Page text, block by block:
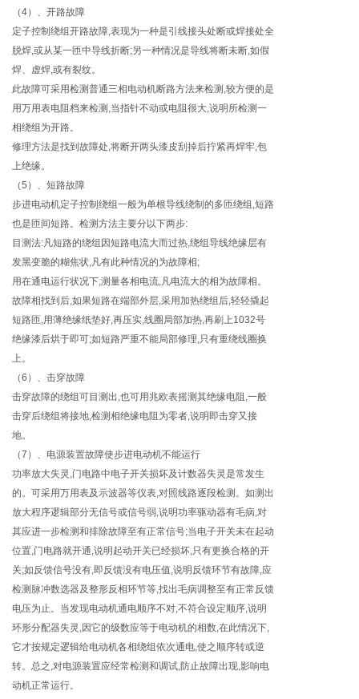
（4）、开路故障
定子控制绕组开路故障,表现为一种是引线接头处断或焊接处全
脱焊,或从某一匝中导线折断;另一种情况是导线将断未断,如假
焊、虚焊,或有裂纹。
此故障可采用检测普通三相电动机断路方法来检测,较方便的是
用万用表电阻档来检测,当指针不动或电阻很大,说明所检测一
相绕组为开路。
修理方法是找到故障处,将断开两头漆皮刮掉后拧紧再焊牢,包
上绝缘。
（5）、短路故障
步进电动机定子控制绕组一般为单根导线绕制的多匝绕组,短路
也是匝间短路。检测方法主要分以下两步:
目测法:凡短路的绕组因短路电流大而过热,绕组导线绝缘层有
发黑变脆的糊焦状,凡有此种情况的为故障相;
用在通电运行状况下,测量各相电流,凡电流大的相为故障相。
故障相找到后,如果短路在端部外层,采用加热绕组后,轻轻撬起
短路匝,用薄绝缘纸垫好,再压实,线圈局部加热,再刷上1032号
绝缘漆后烘于即可;如短路严重不能局部修理,只有重绕线圈换
上。
（6）、击穿故障
击穿故障的绕组可目测出,也可用兆欧表摇测其绝缘电阻,一般
击穿后绕组将接地,检测相绝缘电阻为零者,说明即击穿又接
地。
（7）、电源装置故障使步进电动机不能运行
功率放大失灵,门电路中电子开关损坏及计数器失灵是常发生
的。可采用万用表及示波器等仪表,对照线路逐段检测。如测出
放大程序逻辑部分无信号或信号弱,说明功率驱动器有毛病,对
其应进一步检测和排除故障至有正常信号;当电子开关未在起动
位置,门电路就开通,说明起动开关已经损坏,只有更换合格的开
关;如反馈信号没有,即反馈没有电压值,说明反馈环节有故障,应
检测脉冲数选器及整形反相环节等,找出毛病调整至有正常反馈
电压为止。当发现电动机通电顺序不对,不符合设定顺序,说明
环形分配器失灵,因它的级数应等于电动机的相数,在此情况下,
它才按规定逻辑给电动机各相绕组依次通电,使之顺序转或逆
转。总之,对电源装置应经常检测和调试,防止故障出现,影响电
动机正常运行。